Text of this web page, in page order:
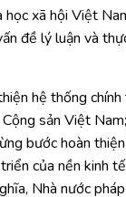
học xã hội Việt
đề lý luận và
hệ thống chính
sản Việt
bước hoàn
của nền kinh
Nhà nước